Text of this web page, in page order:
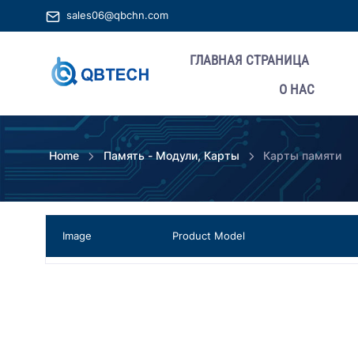
sales06@qbchn.com
ГЛАВНАЯ СТРАНИЦА
О НАС
Home Память - Модули, Карты Карты памяти
Image Product Model